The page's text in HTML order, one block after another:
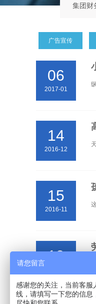
集团财
广告宣传
06
2017-01
14
2016-12
15
2016-11
19
请您留言
感谢您的关注，当前客服
线，请填写一下您的信息